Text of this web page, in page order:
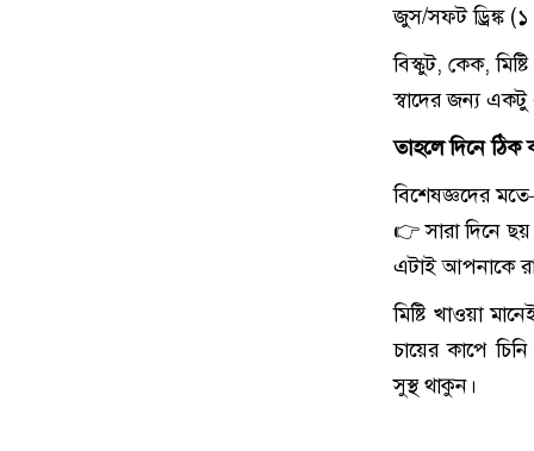
জুস/সফট ড্রিঙ্ক
বিস্কুট, কেক,
স্বাদের জন্য
তাহলে দিনে ঠিক
বিশেষজ্ঞদের
👉 সারা দিনে
এটাই আপনাকে
মিষ্টি খাওয়া
চায়ের কাপে
সুস্থ থাকুন।